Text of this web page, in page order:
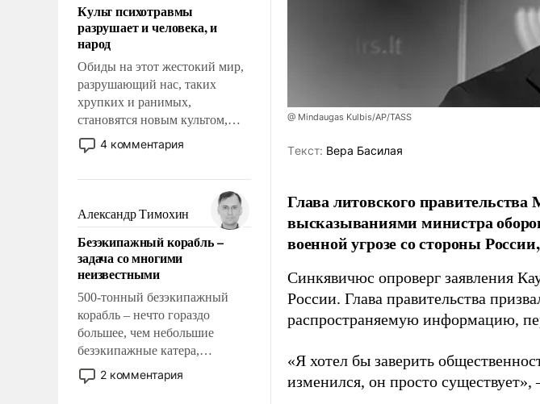
Культ психотравмы
разрушает и человека, и
народ
Обиды на этот жестокий мир,
разрушающий нас, таких
хрупких и ранимых,
становятся новым культом,
постепенно вытесняя и
отменяя традиционное
мужественным и твердым под
ударами судьбы, брать на себя
ответственность, помогать
слабым, идти вперед и
адаптироваться.
4 комментария
Александр Тимохин
Безэкипажный корабль –
задача со многими
неизвестными
500-тонный безэкипажный
корабль – нечто гораздо
большее, чем небольшие
безэкипажные катера,
применение которых уже
стало обыденностью. Задача по
2 комментария
@ Mindaugas Kulbis/AP/TASS
Tекст: Вера Басилая
Глава литовского
высказываниями министра
военной угрозе со стороны
Синкявичюс опроверг заявления
России. Глава правительства
распространяемую информацию,
«Я хотел бы заверить
изменился, он просто